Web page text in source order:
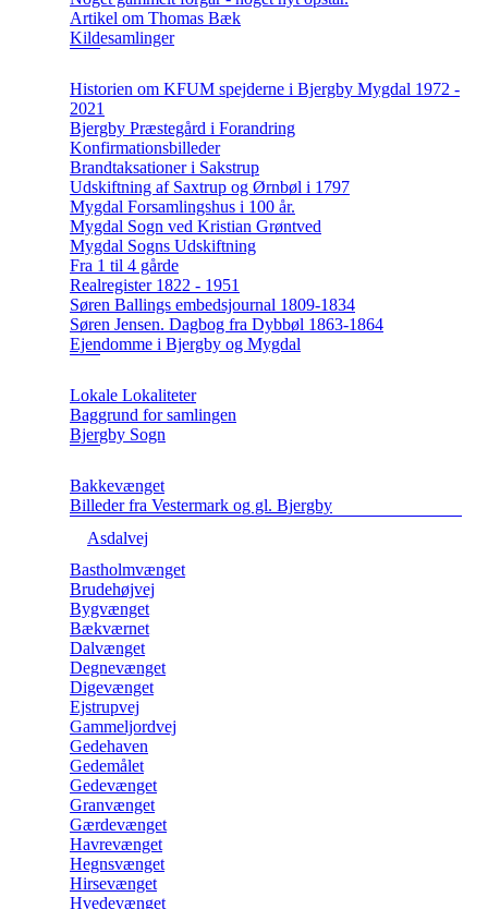
Artikel om Thomas Bæk
Kildesamlinger
Historien om KFUM spejderne i Bjergby Mygdal 1972 -
2021
Bjergby Præstegård i Forandring
Konfirmationsbilleder
Brandtaksationer i Sakstrup
Udskiftning af Saxtrup og Ørnbøl i 1797
Mygdal Forsamlingshus i 100 år.
Mygdal Sogn ved Kristian Grøntved
Mygdal Sogns Udskiftning
Fra 1 til 4 gårde
Realregister 1822 - 1951
Søren Ballings embedsjournal 1809-1834
Søren Jensen. Dagbog fra Dybbøl 1863-1864
Ejendomme i Bjergby og Mygdal
Lokale Lokaliteter
Baggrund for samlingen
Bjergby Sogn
Bakkevænget
Billeder fra Vestermark og gl. Bjergby
Asdalvej
Bastholmvænget
Brudehøjvej
Bygvænget
Bækværnet
Dalvænget
Degnevænget
Digevænget
Ejstrupvej
Gammeljordvej
Gedehaven
Gedemålet
Gedevænget
Granvænget
Gærdevænget
Havrevænget
Hegnsvænget
Hirsevænget
Hvedevænget